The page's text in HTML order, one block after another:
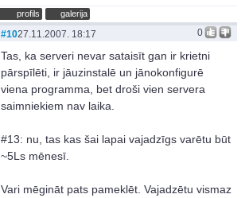
profils galerija
0
#1027.11.2007. 18:17
Tas, ka serveri nevar sataisīt gan ir krietni
pārspīlēti, ir jāuzinstalē un jānokonfigurē
viena programma, bet droši vien servera
saimniekiem nav laika.
#13: nu, tas kas šai lapai vajadzīgs varētu būt
~5Ls mēnesī.
Vari mēgināt pats pameklēt. Vajadzētu vismaz